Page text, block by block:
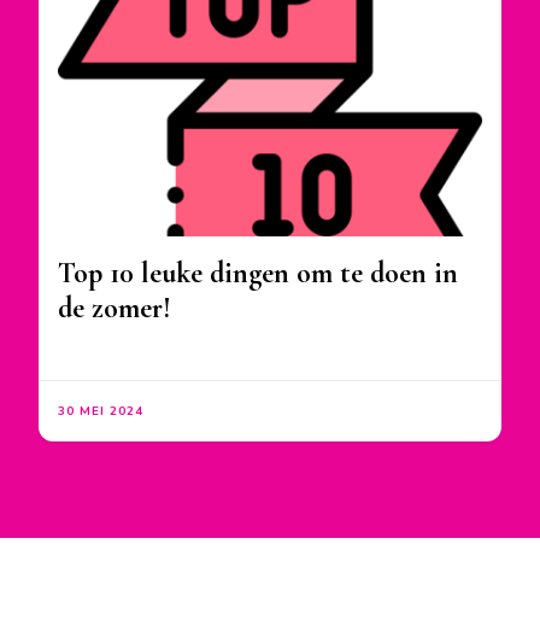
Top 10 leuke dingen om te doen in
de zomer!
30 MEI 2024